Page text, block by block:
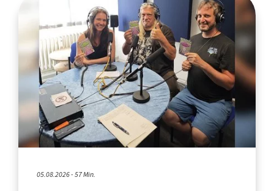
05.08.2026 - 57 Min.